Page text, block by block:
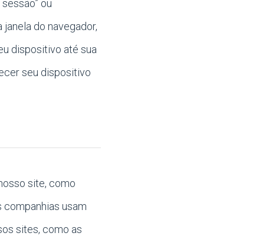
ou
do navegador,
dispositivo até sua
seu dispositivo
site, como
usam
sites, como as